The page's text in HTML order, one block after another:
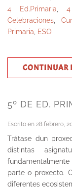
4 Ed.Primaria,
Celebraciones,
Primaria, ESO
CONTINUAR
5º DE ED.
Escrito en 28 febrero,
Trátase dun
distintas
parte o proxecto.
diferentes